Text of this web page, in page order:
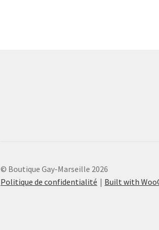
© Boutique Gay-Marseille 2026
Politique de confidentialité
Built with